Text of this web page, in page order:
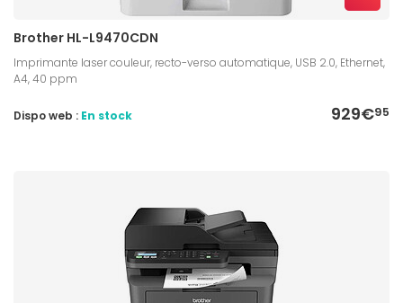
Brother HL-L9470CDN
Imprimante laser couleur, recto-verso automatique, USB 2.0, Ethernet,
A4, 40 ppm
929€95
Dispo web : En stock